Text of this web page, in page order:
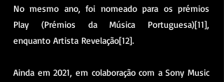
No mesmo ano, foi nomeado para os prémios
Play (Prémios da Música Portuguesa)[11],
enquanto Artista Revelação[12].
Ainda em 2021, em colaboração com a Sony Music